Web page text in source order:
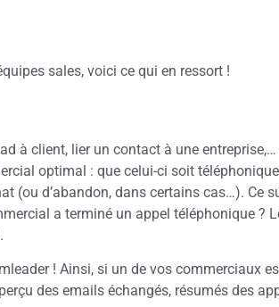
sales, voici ce qui en ressort !
à client, lier un contact à une
optimal : que celui-ci soit
(ou d’abandon, dans certains cas…). Ce
a terminé un appel téléphonique ?
! Ainsi, si un de vos commerciaux
des emails échangés, résumés des